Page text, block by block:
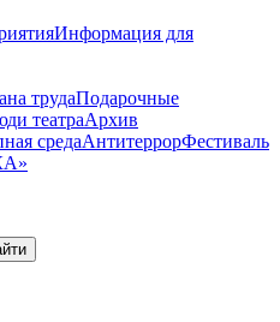
Информация для
трудаПодарочные
театраАрхив
средаАнтитеррорФестиваль